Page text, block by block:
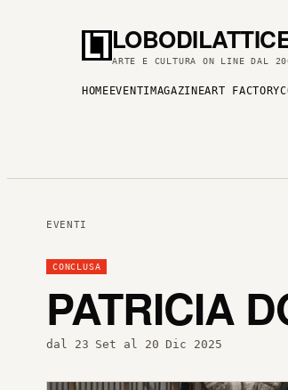
ARTE E CULTURA ON LINE DAL
HOME EVENTI MAGAZINEART FACTORY
EVENTI
CONCLUSA
PATRICIA
dal 23 Set al 20 Dic 2025